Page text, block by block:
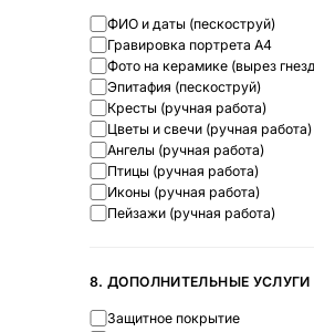
ФИО и даты (пескоструй)
Гравировка портрета А4
Фото на керамике (вырез
Эпитафия (пескоструй)
Кресты (ручная работа)
Цветы и свечи (ручная работа)
Ангелы (ручная работа)
Птицы (ручная работа)
Иконы (ручная работа)
Пейзажи (ручная работа)
8. ДОПОЛНИТЕЛЬНЫЕ УСЛУГИ
Защитное покрытие